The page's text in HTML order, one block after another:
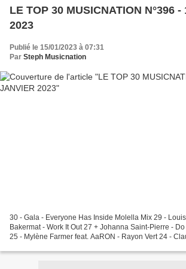
LE TOP 30 MUSICNATION N°396 -
2023
Publié le 15/01/2023 à 07:31
Par Steph Musicnation
30 - Gala - Everyone Has Inside Molella Mix 29 - Louis - Même Pas Mal 28 -
Bakermat - Work It Out 27 + Johanna Saint-Pierre - Do It 26 + Mylap - Dance
25 - Mylène Farmer feat. AaRON - Rayon Vert 24 - Claude François -